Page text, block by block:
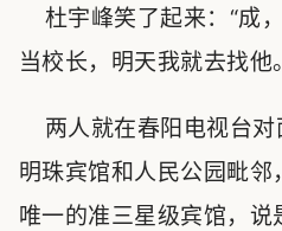
杜宇峰笑了起来：“成
当校长，明天我就去找他
两人就在春阳电视台对
明珠宾馆和人民公园毗
唯一的准三星级宾馆，